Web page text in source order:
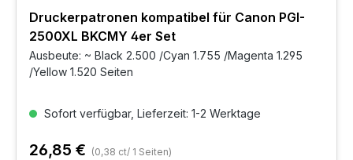
Druckerpatronen kompatibel für Canon PGI-
2500XL BKCMY 4er Set
Ausbeute: ~ Black 2.500 /Cyan 1.755 /Magenta 1.295
/Yellow 1.520 Seiten
Sofort verfügbar, Lieferzeit: 1-2 Werktage
26,85 € (0,38 ct/ 1 Seiten)